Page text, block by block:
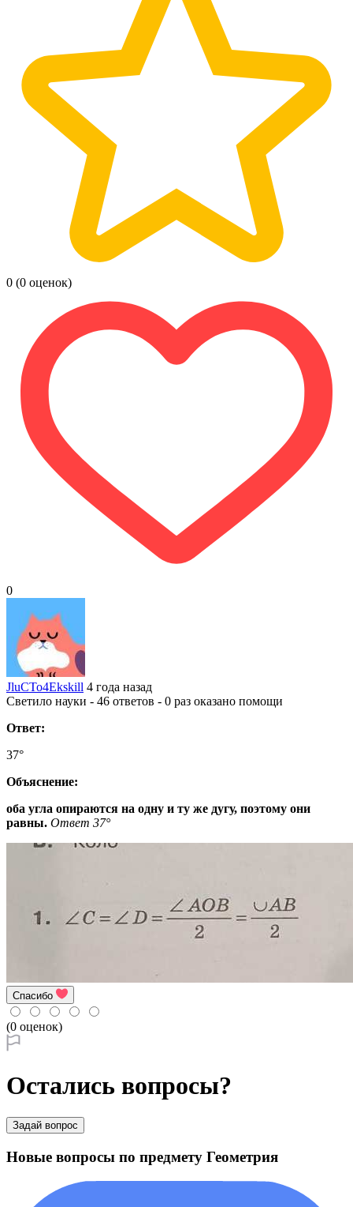
0 (0 оценок)
0
JluCTo4Ekskill 4 года назад
Светило науки - 46 ответов - 0 раз оказано помощи
Ответ:
37°
Объяснение:
оба угла опираются на одну и ту же дугу, поэтому они
равны. Ответ 37°
Спасибо
(0 оценок)
Остались вопросы?
Задай вопрос
Новые вопросы по предмету Геометрия